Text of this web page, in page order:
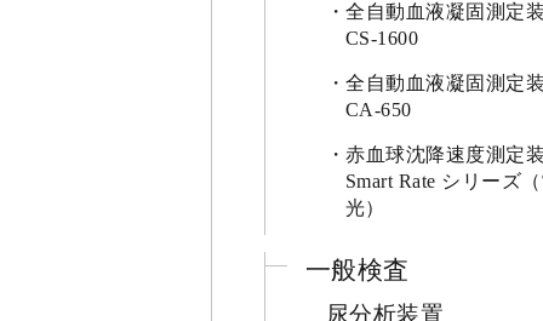
全自動血液凝固測定
CS-1600
全自動血液凝固測定
CA-650
赤血球沈降速度測定
Smart Rate シリーズ
光）
一般検査
尿分析装置